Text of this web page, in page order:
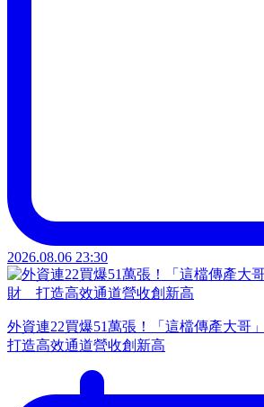
2026.08.06 23:30
外資連22買爆51萬張！「這檔傳產大哥
打造高效通道營收創新高